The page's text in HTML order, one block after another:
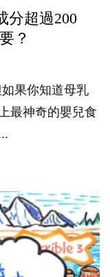
分超過200
？
果你知道母乳
最神奇的嬰兒食